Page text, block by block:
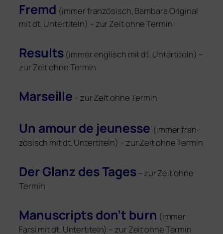
Fremd (immer fran­zö­sisch, Bambara Original
mit dt. Untertiteln) – zur Zeit ohne Termin
Results (immer eng­lisch mit dt. Untertiteln) –
zur Zeit ohne Termin
Marseille – zur Zeit ohne Termin
Un amour de jeu­nesse (immer fran­
zö­sisch mit dt. Untertiteln) – zur Zeit ohne Termin
Der Glanz des Tages– zur Zeit ohne
Termin
Manuscripts don’t burn (immer
Farsi mit dt. Untertiteln) – zur Zeit ohne Termin